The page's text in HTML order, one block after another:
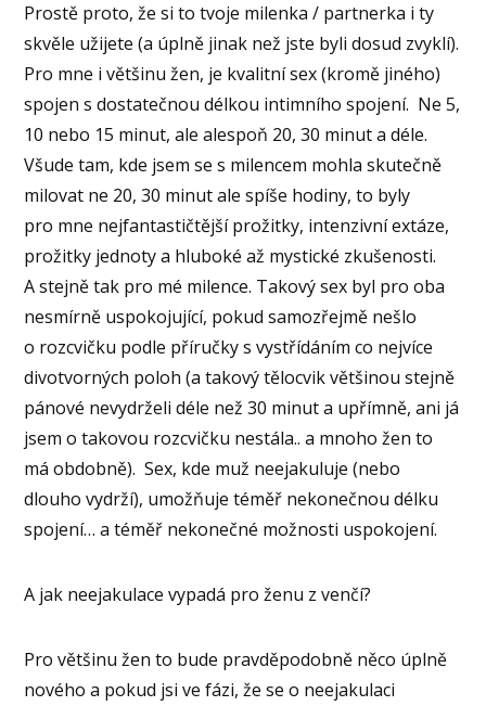
Prostě proto, že si to tvoje milenka / partnerka i ty
skvěle užijete (a úplně jinak než jste byli dosud zvyklí).
Pro mne i většinu žen, je kvalitní sex (kromě jiného)
spojen s dostatečnou délkou intimního spojení. Ne 5,
10 nebo 15 minut, ale alespoň 20, 30 minut a déle.
Všude tam, kde jsem se s milencem mohla skutečně
milovat ne 20, 30 minut ale spíše hodiny, to byly
pro mne nejfantastičtější prožitky, intenzivní extáze,
prožitky jednoty a hluboké až mystické zkušenosti.
A stejně tak pro mé milence. Takový sex byl pro oba
nesmírně uspokojující, pokud samozřejmě nešlo
o rozcvičku podle příručky s vystřídáním co nejvíce
divotvorných poloh (a takový tělocvik většinou stejně
pánové nevydrželi déle než 30 minut a upřímně, ani já
jsem o takovou rozcvičku nestála.. a mnoho žen to
má obdobně). Sex, kde muž neejakuluje (nebo
dlouho vydrží), umožňuje téměř nekonečnou délku
spojení… a téměř nekonečné možnosti uspokojení.
A jak neejakulace vypadá pro ženu z venčí?
Pro většinu žen to bude pravděpodobně něco úplně
nového a pokud jsi ve fázi, že se o neejakulaci